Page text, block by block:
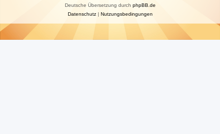
Deutsche Übersetzung durch phpBB.de
Datenschutz| Nutzungsbedingungen